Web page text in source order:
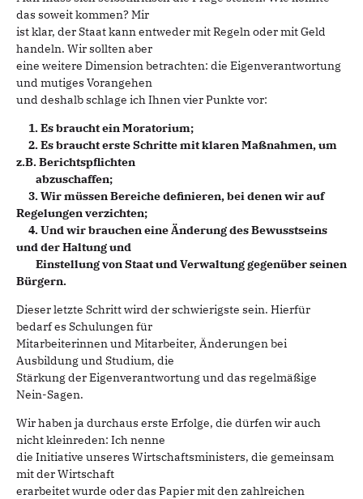
das soweit kommen? Mir
ist klar, der Staat kann entweder mit Regeln oder mit Geld
handeln. Wir sollten aber
eine weitere Dimension betrachten: die Eigenverantwortung
und mutiges Vorangehen
und deshalb schlage ich Ihnen vier Punkte vor:
1. Es braucht ein Moratorium;
2. Es braucht erste Schritte mit klaren Maßnahmen, um
z.B. Berichtspflichten
abzuschaffen;
3. Wir müssen Bereiche definieren, bei denen wir auf
Regelungen verzichten;
4. Und wir brauchen eine Änderung des Bewusstseins
und der Haltung und
Einstellung von Staat und Verwaltung gegenüber seinen
Bürgern.
Dieser letzte Schritt wird der schwierigste sein. Hierfür
bedarf es Schulungen für
Mitarbeiterinnen und Mitarbeiter, Änderungen bei
Ausbildung und Studium, die
Stärkung der Eigenverantwortung und das regelmäßige
Nein-Sagen.
Wir haben ja durchaus erste Erfolge, die dürfen wir auch
nicht kleinreden: Ich nenne
die Initiative unseres Wirtschaftsministers, die gemeinsam
mit der Wirtschaft
erarbeitet wurde oder das Papier mit den zahlreichen